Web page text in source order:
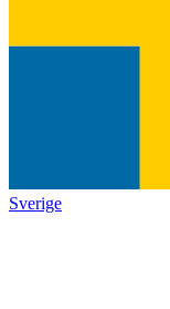
Sverige